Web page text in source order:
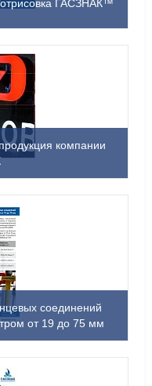
отрисовка ГАСЗНАК™
компании
соединений
от 19 до 75 мм